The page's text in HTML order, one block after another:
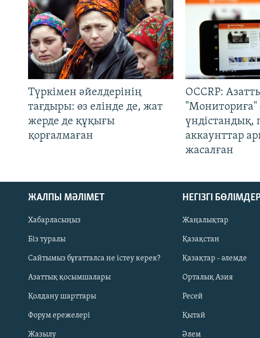
Русский
ЖАЗЫЛЫҢЫЗ
Түркімен әйелдерінің
тағдыры: өз елінде де, жат
жерде де құқығы
қорғалмаған
OCCRP:
үндістандық,
аккаунттар
жасалған
ЖАЛПЫ МӘЛІМЕТ
Хабарласыңыз
Біз туралы
Сайтымыз бұғатталса не істеу керек?
Азаттық қосымшалары
Қолдану шарттары
Форум ережелері
Жазылу
НЕГІЗГІ
Жаңалықтар
Қазақстан
Қазақтар - әлемде
Орталық Азия
Ресей
Қытай
Әлем